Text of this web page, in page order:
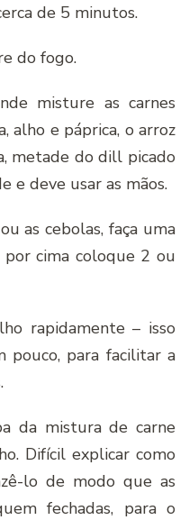
de 5 minutos.
do fogo.
misture as carnes
alho e páprica, o arroz
metade do dill picado
e deve usar as mãos.
as cebolas, faça uma
por cima coloque 2 ou
rapidamente – isso
pouco, para facilitar a
da mistura de carne
Difícil explicar como
lo de modo que as
fechadas, para o